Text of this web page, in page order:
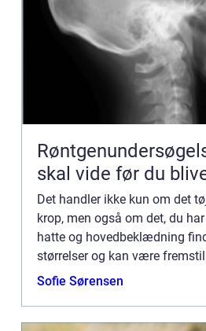
skal vide før du
Det handler ikke kun om det
krop, men også om det, du
hatte og hovedbeklædning
størrelser og kan være
forskellige materialer. De kan
Sofie Sørensen